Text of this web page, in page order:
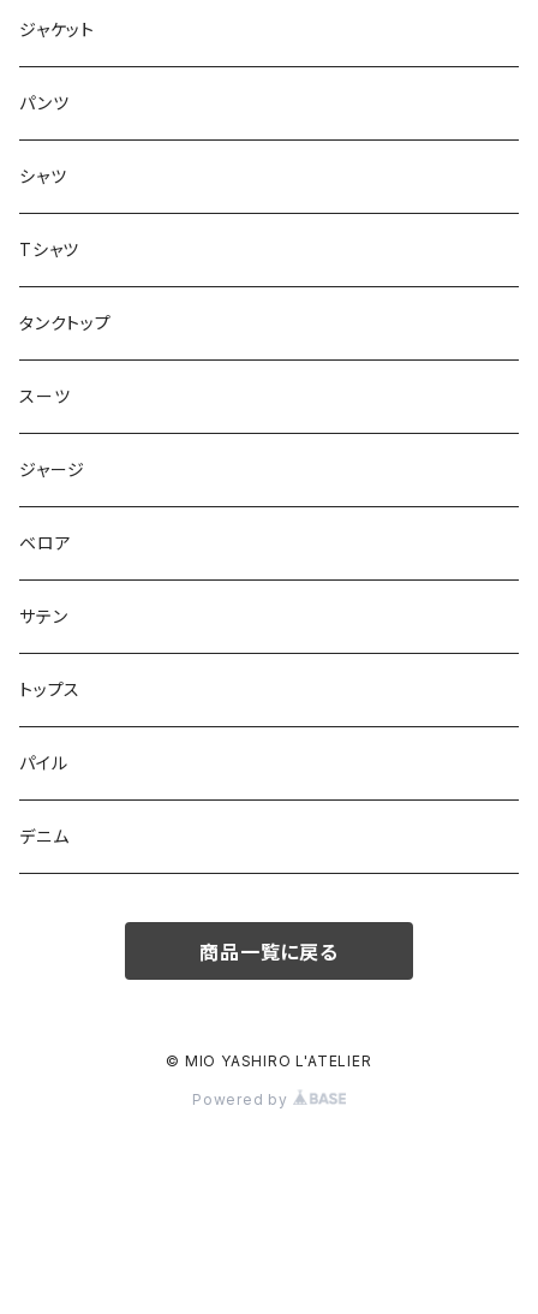
ボトムス
トップス
アウター
インナー
ボトムス
ジャケット
トップス
ジャケット
パンツ
シャツ
Tシャツ
タンクトップ
スーツ
ジャージ
ベロア
サテン
トップス
パイル
デニム
商品一覧に戻る
© MIO YASHIRO L'ATELIER
Powered by